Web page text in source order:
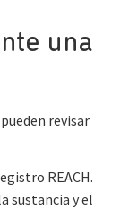
una
revisar
REACH.
sustancia y el